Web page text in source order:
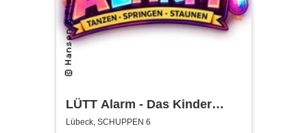
LÜTT Alarm - Das Kinder
Event in Lübeck
Lübeck, SCHUPPEN 6